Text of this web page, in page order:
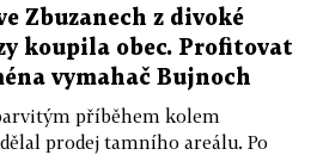
Zbuzanech z divoké
koupila obec. Profitovat
vymahač Bujnoch
příběhem kolem
prodej tamního areálu. Po